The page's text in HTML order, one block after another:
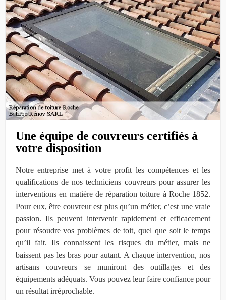
Une équipe de couvreurs certifiés à
votre disposition
Notre entreprise met à votre profit les compétences et les
qualifications de nos techniciens couvreurs pour assurer les
interventions en matière de réparation toiture à Roche 1852.
Pour eux, être couvreur est plus qu’un métier, c’est une vraie
passion. Ils peuvent intervenir rapidement et efficacement
pour résoudre vos problèmes de toit, quel que soit le temps
qu’il fait. Ils connaissent les risques du métier, mais ne
baissent pas les bras pour autant. A chaque intervention, nos
artisans couvreurs se muniront des outillages et des
équipements adéquats. Vous pouvez leur faire confiance pour
un résultat irréprochable.